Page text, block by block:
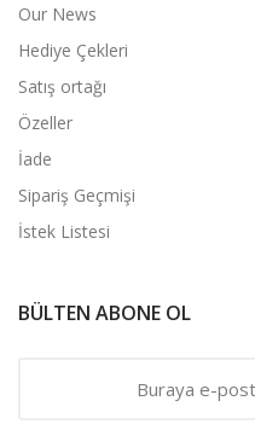
Our News
Hediye Çekleri
Satış ortağı
Özeller
İade
Sipariş Geçmişi
İstek Listesi
BÜLTEN ABONE OL